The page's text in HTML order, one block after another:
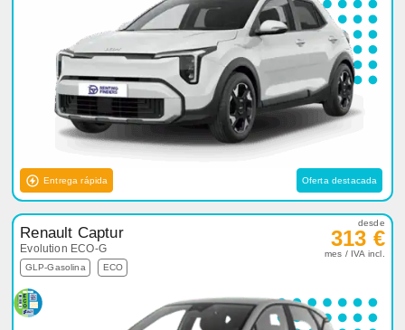
Entrega rápida Oferta destacada
Renault Captur
Evolution ECO-G
GLP-Gasolina ECO
desde
313 €
mes / IVA incl.